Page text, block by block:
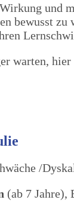
und
bewusst zu
warten,
/
(ab 7 Jahre),